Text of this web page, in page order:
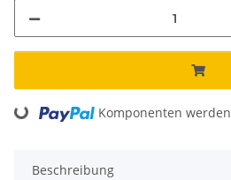
Komponenten
Beschreibung